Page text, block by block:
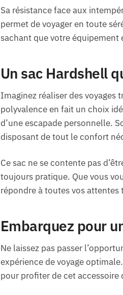
Sa résistance face aux
permet de voyager en toute
sachant que votre
Un sac Hardshell
Imaginez réaliser des voyages
polyvalence en fait un choix
d’une escapade personnelle.
disposant de tout le confort
Ce sac ne se contente pas
toujours pratique. Que vous
répondre à toutes vos
Embarquez pour
Ne laissez pas passer
expérience de voyage
pour profiter de cet